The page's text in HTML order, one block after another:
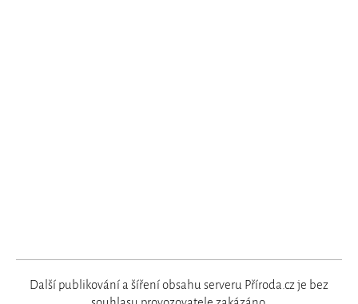
Další publikování a šíření obsahu serveru Příroda.cz je bez